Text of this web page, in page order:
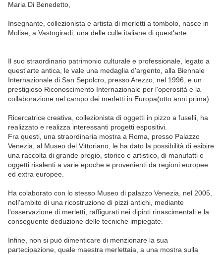
Maria Di Benedetto,
Insegnante, collezionista e artista di merletti a tombolo, nasce in
Molise, a Vastogiradi, una delle culle italiane di quest'arte.
Il suo straordinario patrimonio culturale e professionale, legato a
quest'arte antica, le vale una medaglia d'argento, alla Biennale
Internazionale di San Sepolcro, presso Arezzo, nel 1996, e un
prestigioso Riconoscimento Internazionale per l'operosità e la
collaborazione nel campo dei merletti in Europa(otto anni prima).
Ricercatrice creativa, collezionista di oggetti in pizzo a fuselli, ha
realizzato e realizza interessanti progetti espositivi.
Fra questi, una straordinaria mostra a Roma, presso Palazzo
Venezia, al Museo del Vittoriano, le ha dato la possibilità di esibire
una raccolta di grande pregio, storico e artistico, di manufatti e
oggetti risalenti a varie epoche e provenienti da regioni europee
ed extra europee.
Ha colaborato con lo stesso Museo di palazzo Venezia, nel 2005,
nell'ambito di una ricostruzione di pizzi antichi, mediante
l'osservazione di merletti, raffigurati nei dipinti rinascimentali e la
conseguente deduzione delle tecniche impiegate.
Infine, non si può dimenticare di menzionare la sua
partecipazione, quale maestra merlettaia, a una mostra sulla